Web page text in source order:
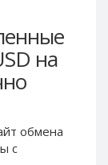
на
обмена
c
EUR
PLN